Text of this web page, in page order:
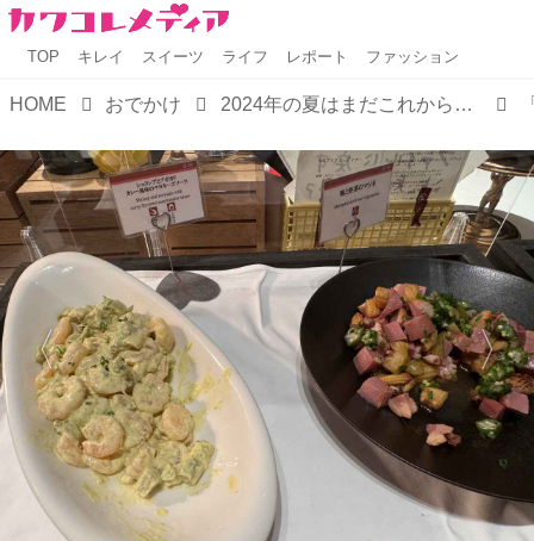
TOP キレイ スイーツ ライフ レポート ファッション
HOME おでかけ 2024年の夏はまだこれから♡大磯プリンスホテルで味わう極上レイトサマー